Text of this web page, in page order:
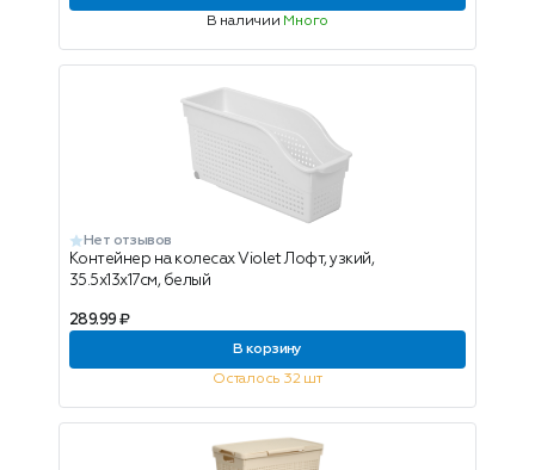
В наличии Много
Нет отзывов
Контейнер на колесах Violet Лофт, узкий,
35.5х13х17см, белый
289.99 ₽
В корзину
Осталось 32 шт